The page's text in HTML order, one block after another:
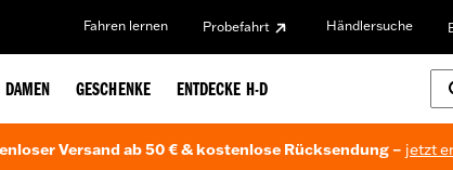
Fahren lernen Probefahrt Händlersuche
DAMEN GESCHENKE ENTDECKE H-D
Versand ab 50 € & kostenlose Rücksendung – jetzt